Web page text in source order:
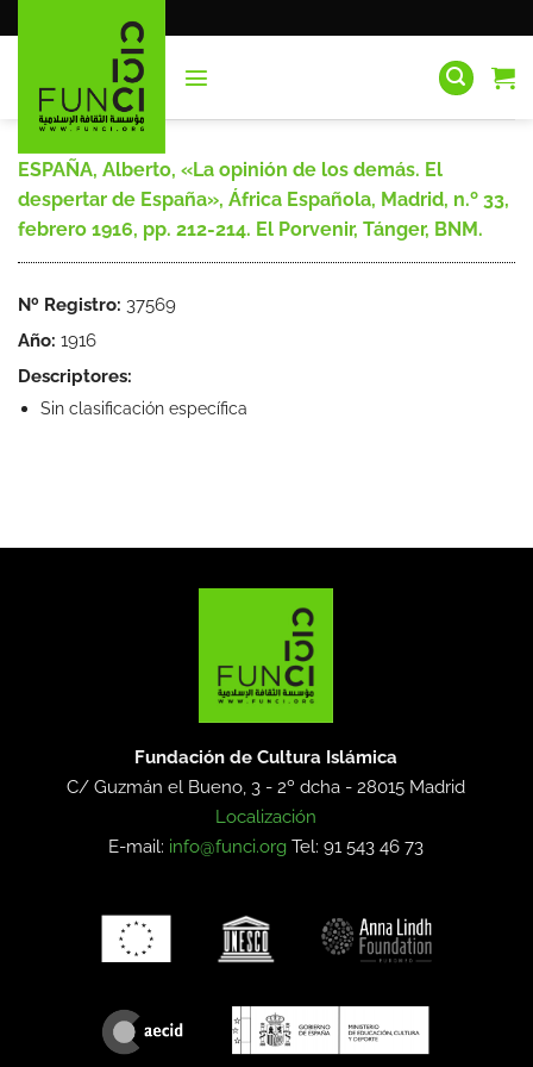
al
ESPAÑA, Alberto, «La opinión de los demás. El
despertar de España», África Española, Madrid, n.º 33,
febrero 1916, pp. 212-214. El Porvenir, Tánger, BNM.
Nº Registro: 37569
Año: 1916
Descriptores:
Sin clasificación específica
Fundación de Cultura Islámica
C/ Guzmán el Bueno, 3 - 2º dcha -28015 Madrid
Localización
E-mail: info@funci.org Tel: 91 543 46 73